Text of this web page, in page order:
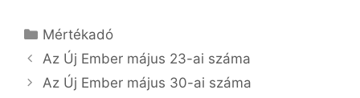
Kategória
Mértékadó
Az Új Ember május 23-ai száma
Az Új Ember május 30-ai száma